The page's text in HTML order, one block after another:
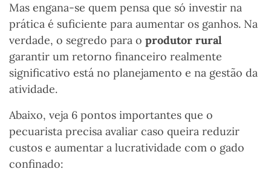
Mas engana-se quem pensa que só investir na
prática é suficiente para aumentar os ganhos. Na
verdade, o segredo para o produtor rural
garantir um retorno financeiro realmente
significativo está no planejamento e na gestão da
atividade.
Abaixo, veja 6 pontos importantes que o
pecuarista precisa avaliar caso queira reduzir
custos e aumentar a lucratividade com o gado
confinado: